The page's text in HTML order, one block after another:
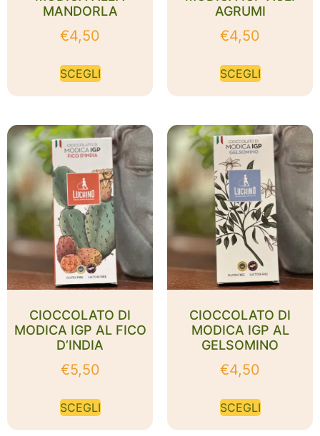
MANDORLA
€4,50
SCEGLI
AGRUMI
€4,50
SCEGLI
CIOCCOLATO DI
MODICA IGP AL FICO
D’INDIA
€5,50
SCEGLI
CIOCCOLATO DI
MODICA IGP AL
GELSOMINO
€4,50
SCEGLI